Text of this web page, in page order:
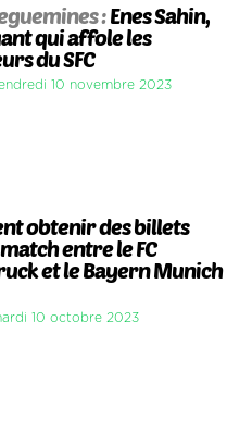
:Enes Sahin,
qui affole les
du SFC
10 novembre 2023
obtenir des billets
entre le FC
et le Bayern Munich
10 octobre 2023